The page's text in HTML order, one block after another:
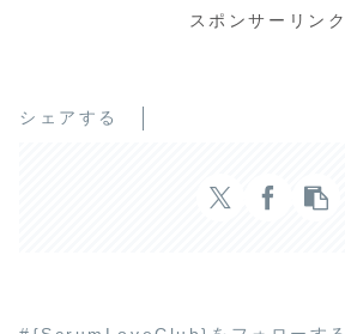
スポンサーリンク
シェアする